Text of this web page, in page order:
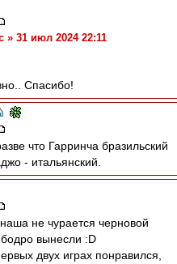
» 31 июл 2024 22:11
Спасибо!
что Гарринча бразильский
- итальянский.
не чурается черновой
вынесли :D
двух играх понравился,